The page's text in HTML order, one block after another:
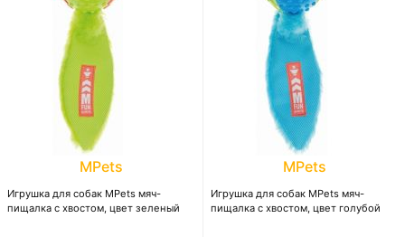
MPets
Игрушка для собак MPets мяч-
пищалка с хвостом, цвет зеленый
MPets
Игрушка для собак MPets мяч-
пищалка с хвостом, цвет голубой